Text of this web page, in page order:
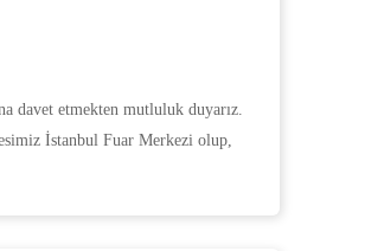
davet etmekten mutluluk duyarız.
İstanbul Fuar Merkezi olup,